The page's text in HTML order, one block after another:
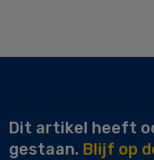
Dit artikel heeft
gestaan. Blijf op